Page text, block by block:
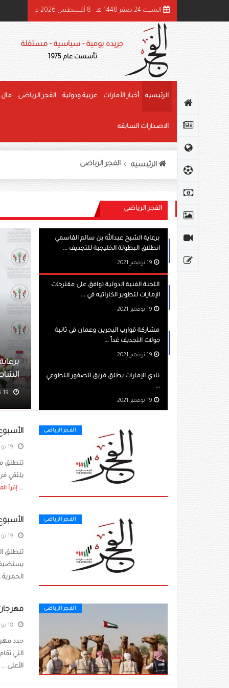
الدولة ونائباه يهنئون رئيس كوت ديفوار بذكرى استقلال بلاده
السبت 24 صفر 1448 هـ - 8 أغسطس 2026 م
جريده يومية - سياسية - مستقلة
تأسست عام 1975
الرئيسيه أخبار الأمارات عربية ودولية الفجر الرياضى مال
الاصدارات السابقه
الرئيسيه الفجر الرياضى
الفجر الرياضى
برعاية الشيخ عبدالله بن سالم القاسمي
انطلاق البطولة الخليجية للتجديف ...
اللجنة الفنية الدولية توافق على مقترحات
الإمارات لتطوير الكاراتيه في ...
مشاركة قوارب البحرين وعمان في ثانية
جولات التجديف غداً ...
نادي الإمارات يطلق فريق الصقور التطوعي
...
الشيخ عبدالله بن سالم القاسمي انطلاق البطولة الخليجية للتجديف
الفجر الرياضى
... إقرأ
الفجر الرياضى الأسبوع
تنطلق
يستضيف
الحمرية
الفجر الرياضى مهرجان الظفرة 15 يحدد
حدد
التي
الأعلى ...